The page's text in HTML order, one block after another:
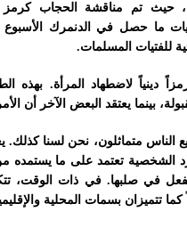
حيث تم مناقشة الحجاب
ما حصل في الدنمرك
للفتيات المسلمات.
دينياً لاضطهاد المرأة. بهذه
بينما يعتقد البعض الآخر أن
الناس متماثلون، نحن لسنا كذلك.
الشخصية تعتمد على ما يستمده
في صلبها. في ذات الوقت،
تتميزان بسمات المحلية